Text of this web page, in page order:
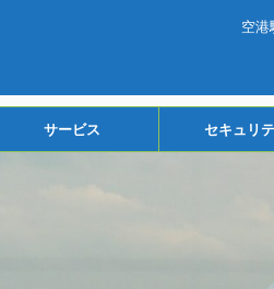
空港
サービス セキュリ